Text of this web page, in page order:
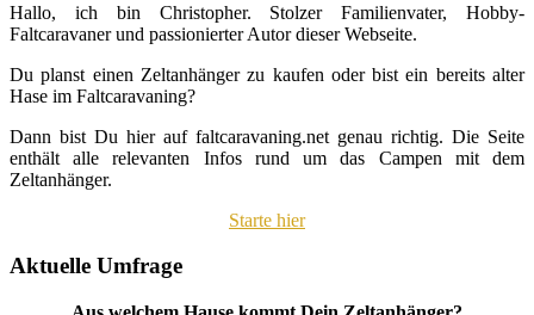
Hallo, ich bin Christopher. Stolzer Familienvater, Hobby-
Faltcaravaner und passionierter Autor dieser Webseite.
Du planst einen Zeltanhänger zu kaufen oder bist ein bereits alter
Hase im Faltcaravaning?
Dann bist Du hier auf faltcaravaning.net genau richtig. Die Seite
enthält alle relevanten Infos rund um das Campen mit dem
Zeltanhänger.
Starte hier
Aktuelle Umfrage